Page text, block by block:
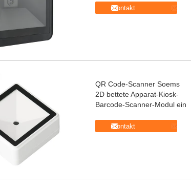
Kontakt
QR Code-Scanner Soems
2D bettete Apparat-Kiosk-
Barcode-Scanner-Modul ein
Kontakt